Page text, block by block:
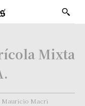
Mixta
Mauricio Macri